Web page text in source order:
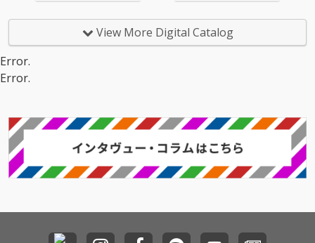
View More Digital Catalog
Error.
Error.